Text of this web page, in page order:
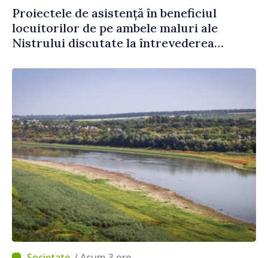
Proiectele de asistență în beneficiul
locuitorilor de pe ambele maluri ale
Nistrului discutate la întrevederea
rezidentă a PNUD în Republica Moldova,